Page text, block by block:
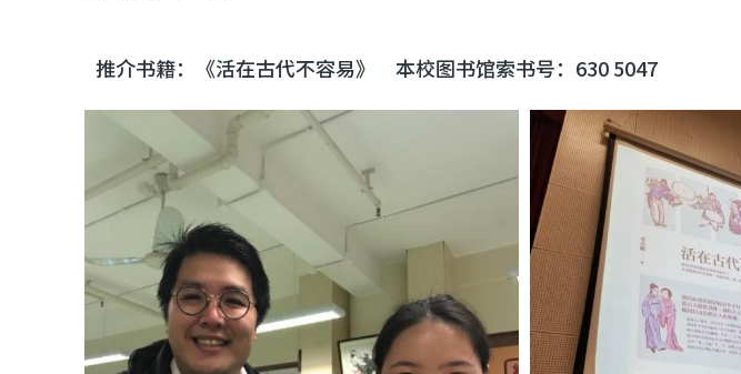
推介书籍：《活在古代不容易》 本校图书馆索书号：630 5047